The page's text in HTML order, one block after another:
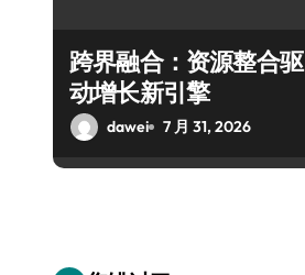
跨界融合：资源整合驱
动增长新引擎
dawei 7 月 31, 2026